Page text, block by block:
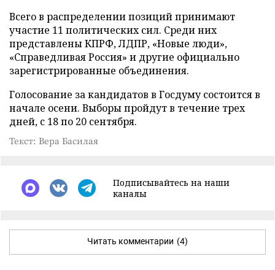
Всего в распределении позиций принимают
участие 11 политических сил. Среди них
представлены КПРФ, ЛДПР, «Новые люди»,
«Справедливая Россия» и другие официально
зарегистрированные объединения.
Голосование за кандидатов в Госдуму состоится в
начале осени. Выборы пройдут в течение трех
дней, с 18 по 20 сентября.
Текст: Вера Басилая
Подписывайтесь на наши
каналы
Читать комментарии (4)